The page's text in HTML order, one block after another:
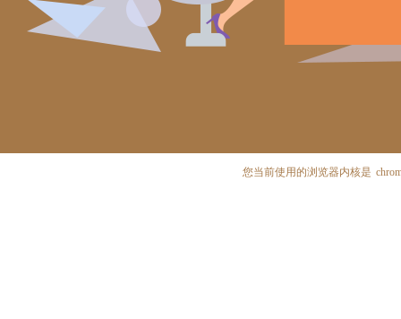
您当前使用的浏览器内核是